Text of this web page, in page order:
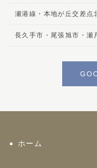
瀬港線・本地が丘交差点
長久手市・尾張旭市・瀬
ホーム